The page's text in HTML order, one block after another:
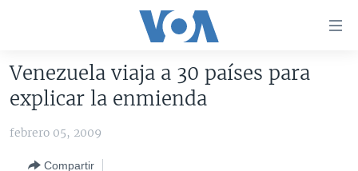
accesibilidad
contenido
Salte
AMÉRICA DEL NORTE
EEUU
MÉXICO
ELECCIONES EEUU 2024
ELECCIONES EEUU
VOA VERIFICA
Venezuela viaja a 30 países para
explicar la enmienda
febrero 05, 2009
Compartir